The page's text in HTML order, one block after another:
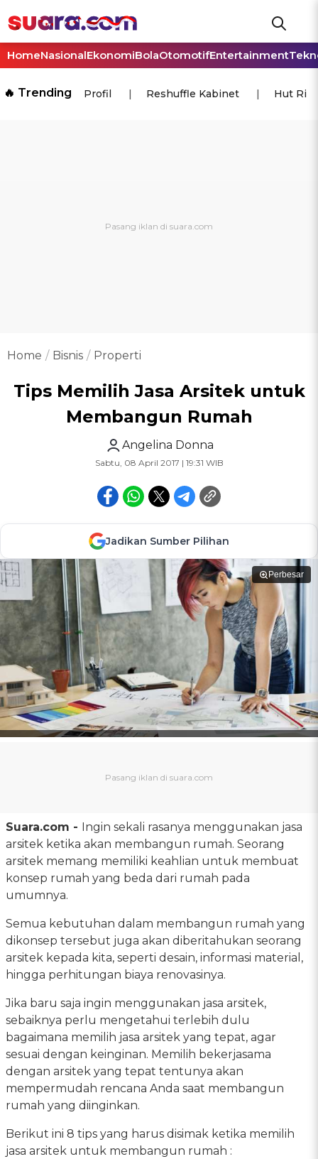
HomeNasionalEkonomiBolaOtomotifEntertainment
🔥 Trending Profil Reshuffle Kabinet Hut Ri
Home Bisnis Properti
Tips Memilih Jasa Arsitek untuk
Membangun Rumah
Angelina Donna
Sabtu, 08 April 2017 | 19:31 WIB
Jadikan Sumber Pilihan
Perbesar
Suara.com - Ingin sekali rasanya menggunakan jasa
arsitek ketika akan membangun rumah. Seorang
arsitek memang memiliki keahlian untuk membuat
konsep rumah yang beda dari rumah pada
umumnya.
Semua kebutuhan dalam membangun rumah yang
dikonsep tersebut juga akan diberitahukan seorang
arsitek kepada kita, seperti desain, informasi material,
hingga perhitungan biaya renovasinya.
Jika baru saja ingin menggunakan jasa arsitek,
sebaiknya perlu mengetahui terlebih dulu
bagaimana memilih jasa arsitek yang tepat, agar
sesuai dengan keinginan. Memilih bekerjasama
dengan arsitek yang tepat tentunya akan
mempermudah rencana Anda saat membangun
rumah yang diinginkan.
Berikut ini 8 tips yang harus disimak ketika memilih
jasa arsitek untuk membangun rumah :